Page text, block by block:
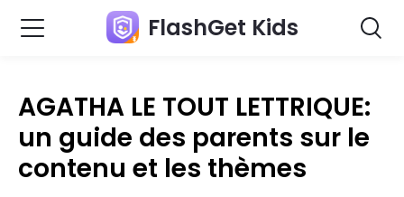
FlashGet Kids
AGATHA LE TOUT LETTRIQUE:
un guide des parents sur le
contenu et les thèmes